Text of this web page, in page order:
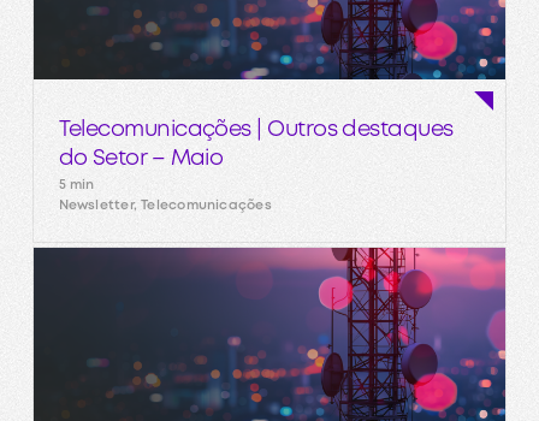
Telecomunicações | Outros destaques
do Setor – Maio
5 min
Newsletter, Telecomunicações